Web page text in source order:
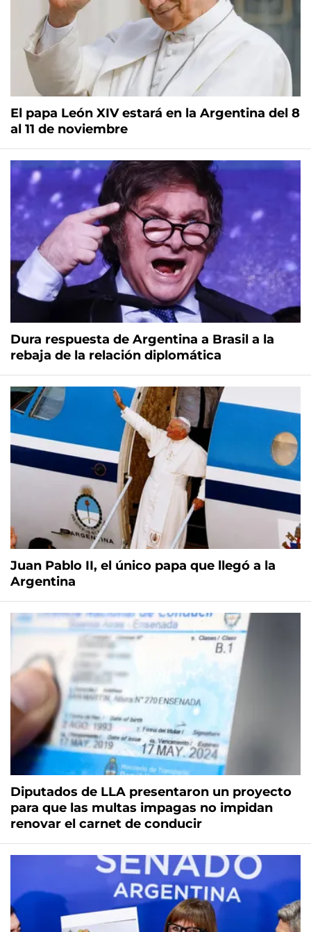
El papa León XIV estará en la Argentina del 8
al 11 de noviembre
Dura respuesta de Argentina a Brasil a la
rebaja de la relación diplomática
Juan Pablo II, el único papa que llegó a la
Argentina
Diputados de LLA presentaron un proyecto
para que las multas impagas no impidan
renovar el carnet de conducir